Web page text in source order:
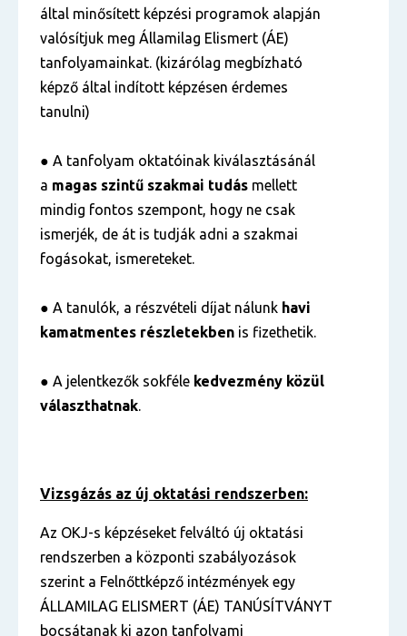
által minősített képzési programok alapján
valósítjuk meg Államilag Elismert (ÁE)
tanfolyamainkat. (kizárólag megbízható
képző által indított képzésen érdemes
tanulni)
● A tanfolyam oktatóinak kiválasztásánál
a magas szintű szakmai tudás mellett
mindig fontos szempont, hogy ne csak
ismerjék, de át is tudják adni a szakmai
fogásokat, ismereteket.
● A tanulók, a részvételi díjat nálunk havi
kamatmentes részletekben is fizethetik.
● A jelentkezők sokféle kedvezmény közül
választhatnak.
Vizsgázás az új oktatási rendszerben:
Az OKJ-s képzéseket felváltó új oktatási
rendszerben a központi szabályozások
szerint a Felnőttképző intézmények egy
ÁLLAMILAG ELISMERT (ÁE) TANÚSÍTVÁNYT
bocsátanak ki azon tanfolyami